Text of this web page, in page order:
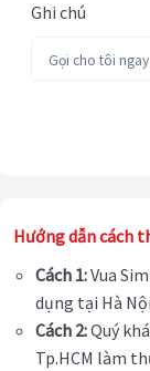
Ghi chú
Hướng dẫn cách
Cách 1:Vua
dụng tại Hà
Cách 2:Quý
Tp.HCM làm